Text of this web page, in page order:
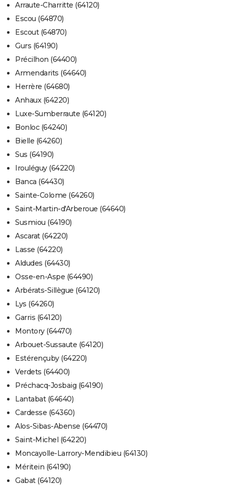
Arraute-Charritte (64120)
Escou (64870)
Escout (64870)
Gurs (64190)
Précilhon (64400)
Armendarits (64640)
Herrère (64680)
Anhaux (64220)
Luxe-Sumberraute (64120)
Bonloc (64240)
Bielle (64260)
Sus (64190)
Irouléguy (64220)
Banca (64430)
Sainte-Colome (64260)
Saint-Martin-d'Arberoue (64640)
Susmiou (64190)
Ascarat (64220)
Lasse (64220)
Aldudes (64430)
Osse-en-Aspe (64490)
Arbérats-Sillègue (64120)
Lys (64260)
Garris (64120)
Montory (64470)
Arbouet-Sussaute (64120)
Estérençuby (64220)
Verdets (64400)
Préchacq-Josbaig (64190)
Lantabat (64640)
Cardesse (64360)
Alos-Sibas-Abense (64470)
Saint-Michel (64220)
Moncayolle-Larrory-Mendibieu (64130)
Méritein (64190)
Gabat (64120)